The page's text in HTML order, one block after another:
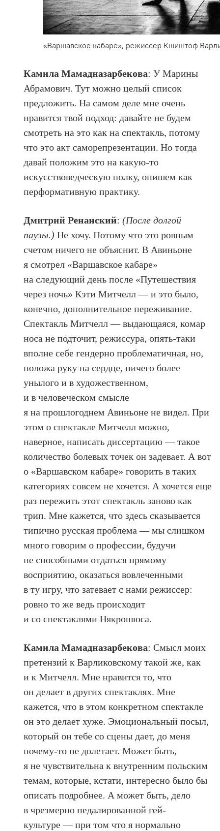
«Варшавское кабаре», режиссер Кшиштоф
Камила Мамадназарбекова: У Марины
Абрамович. Тут можно целый список
предложить. На самом деле мне очень
нравится твой подход: давайте не будем
смотреть на это как на спектакль, потому
что это акт саморепрезентации. Но тогда
давай положим это на какую-то
искусствоведческую полку, опишем как
перформативную практику.
Дмитрий Ренанский:(После долгой
паузы.)Не хочу. Потому что это ровным
счетом ничего не объяснит. В Авиньоне
я смотрел «Варшавское кабаре»
на следующий день после «Путешествия
через ночь» Кэти Митчелл — и это было,
конечно, дополнительное переживание.
Спектакль Митчелл — выдающаяся, комар
носа не подточит, режиссура, опять-таки
вполне себе гендерно проблематичная, но,
положа руку на сердце, ничего более
унылого и в художественном,
и в человеческом смысле
я на прошлогоднем Авиньоне не видел. При
этом о спектакле Митчелл можно,
наверное, написать диссертацию — такое
количество болевых точек он задевает. А вот
о «Варшавском кабаре» говорить в таких
категориях совсем не хочется. А хочется еще
раз пережить этот спектакль заново как
трип. Мне кажется, что здесь сказывается
типично русская проблема — мы слишком
много говорим о профессии, будучи
не способными отдаться прямому
восприятию, оказаться вовлеченными
в ту игру, что затевает с нами режиссер:
ровно то же ведь происходит
и со спектаклями Някрошюса.
Камила Мамадназарбекова: Смысл моих
претензий к Варликовскому такой же, как
и к Митчелл. Мне нравится то, что
он делает в других спектаклях. Мне
кажется, что в этом конкретном спектакле
он это делает хуже. Эмоциональный посыл,
который он тебе со сцены дает, до меня
почему-то не долетает. Может быть,
я не чувствительна к внутренним польским
темам, которые, кстати, интересно было бы
описать подробнее. А может быть, дело
в чрезмерно педалированной гей-
культуре — при том что я нормально